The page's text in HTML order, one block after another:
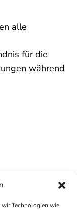
wir Technologien wie
alle
für die
während